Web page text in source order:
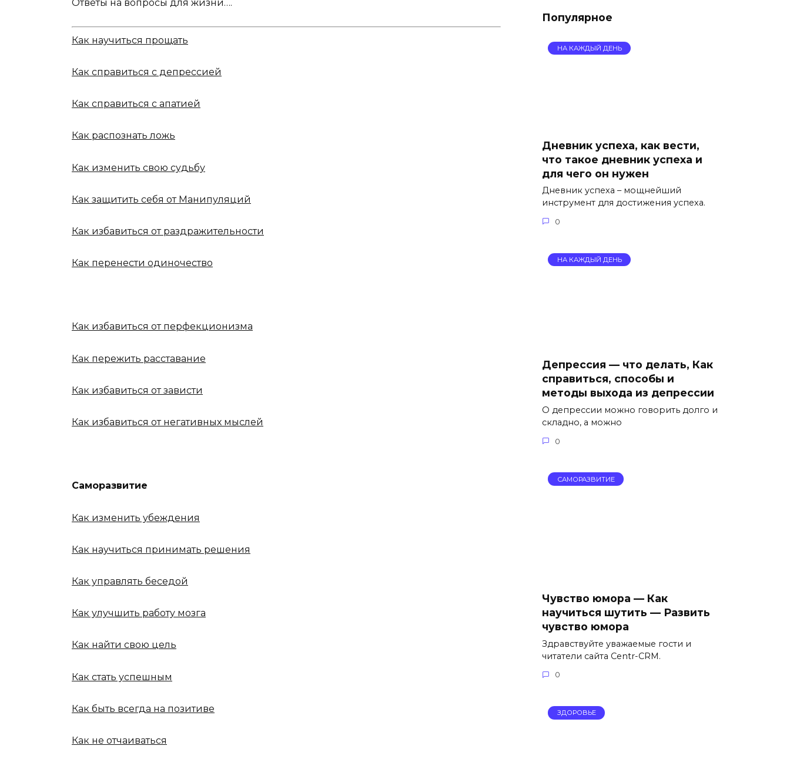
Ответы на вопросы для жизни….
Как научиться прощать
Как справиться с депрессией
Как справиться с апатией
Как распознать ложь
Как изменить свою судьбу
Как защитить себя от Манипуляций
Как избавиться от раздражительности
Как перенести одиночество
Как избавиться от перфекционизма
Как пережить расставание
Как избавиться от зависти
Как избавиться от негативных мыслей
Саморазвитие
Как изменить убеждения
Как научиться принимать решения
Как управлять беседой
Как улучшить работу мозга
Как найти свою цель
Как стать успешным
Как быть всегда на позитиве
Как не отчаиваться
Популярное
НА КАЖДЫЙ ДЕНЬ
Дневник успеха, как вести,
что такое дневник успеха и
для чего он нужен
Дневник успеха – мощнейший
инструмент для достижения успеха.
0
НА КАЖДЫЙ ДЕНЬ
Депрессия — что делать, Как
справиться, способы и
методы выхода из депрессии
О депрессии можно говорить долго и
складно, а можно
0
САМОРАЗВИТИЕ
Чувство юмора — Как
научиться шутить — Развить
чувство юмора
Здравствуйте уважаемые гости и
читатели сайта Centr-CRM.
0
ЗДОРОВЬЕ